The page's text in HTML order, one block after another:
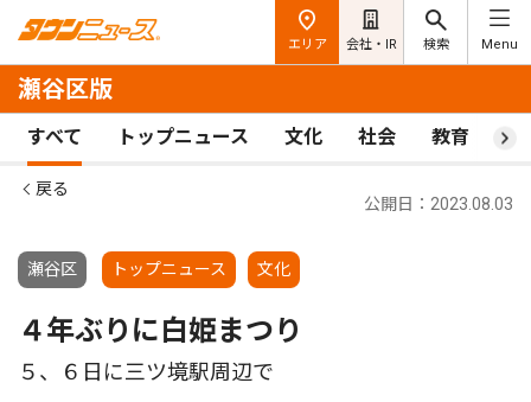
エリア 会社・IR 検索 Menu
瀬谷区版
すべて トップニュース 文化 社会 教育 ス
戻る
瀬谷区 トップニュース 文化
公開日：2023.08.03
４年ぶりに白姫まつり
５、６日に三ツ境駅周辺で